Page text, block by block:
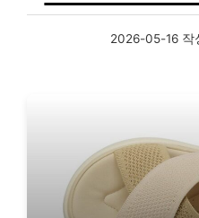
2026-05-16 작